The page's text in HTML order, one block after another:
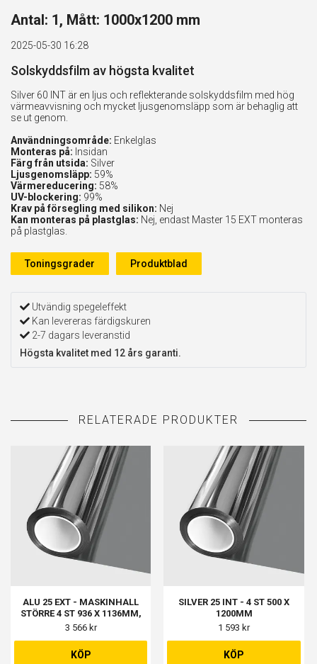
Antal: 1, Mått: 1000x1200 mm
2025-05-30 16:28
Solskyddsfilm av högsta kvalitet
Silver 60 INT är en ljus och reflekterande solskyddsfilm med hög
värmeavvisning och mycket ljusgenomsläpp som är behaglig att
se ut genom.
Användningsområde: Enkelglas
Monteras på: Insidan
Färg från utsida: Silver
Ljusgenomsläpp: 59%
Värmereducering: 58%
UV-blockering: 99%
Krav på försegling med silikon: Nej
Kan monteras på plastglas: Nej, endast Master 15 EXT monteras
på plastglas.
Toningsgrader Produktblad
Utvändig spegeleffekt
Kan levereras färdigskuren
2-7 dagars leveranstid
Högsta kvalitet med 12 års garanti.
ALU 25 EXT - MASKINHALL
STÖRRE 4 ST 936 X 1136MM,
MASKINHALL MINDRE 3 ST
3 566 kr
KÖP
SILVER 25 INT - 4 ST 500 X
1200MM
1 593 kr
KÖP